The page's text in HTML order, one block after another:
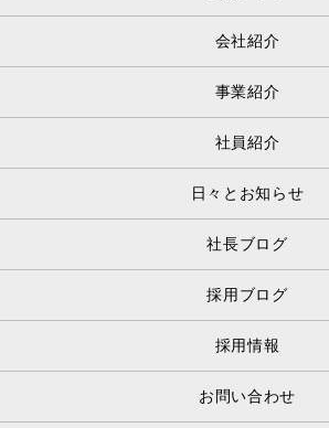
会社紹介
事業紹介
社員紹介
日々とお知らせ
社長ブログ
採用ブログ
採用情報
お問い合わせ